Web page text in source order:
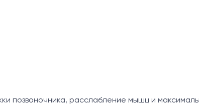
позвоночника, расслабление мышц и